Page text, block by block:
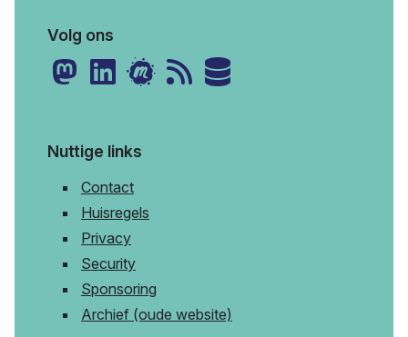
Volg ons
Nuttige links
Contact
Huisregels
Privacy
Security
Sponsoring
Archief (oude website)